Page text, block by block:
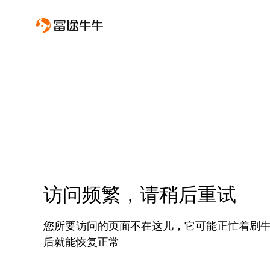
访问频繁，请稍后重试
您所要访问的页面不在这儿，它可能正忙着刷
后就能恢复正常